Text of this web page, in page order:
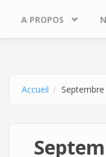
A PROPOS
Accueil